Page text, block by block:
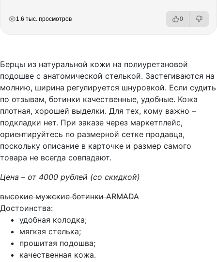
1.6 тыс. просмотров 0
Берцы из натуральной кожи на полиуретановой
подошве с анатомической стелькой. Застегиваются на
молнию, ширина регулируется шнуровкой. Если судить
по отзывам, ботинки качественные, удобные. Кожа
плотная, хорошей выделки. Для тех, кому важно –
подкладки нет. При заказе через маркетплейс,
ориентируйтесь по размерной сетке продавца,
поскольку описание в карточке и размер самого
товара не всегда совпадают.
Цена – от 4000 рублей (со скидкой)
высокие мужские ботинки ARMADA
Достоинства:
удобная колодка;
мягкая стелька;
прошитая подошва;
качественная кожа.